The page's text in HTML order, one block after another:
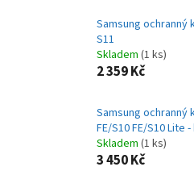
Samsung ochranný
S11
Skladem (1 ks)
2 359 Kč
Samsung ochranný
FE/S10 FE/S10 Lite
Skladem (1 ks)
3 450 Kč